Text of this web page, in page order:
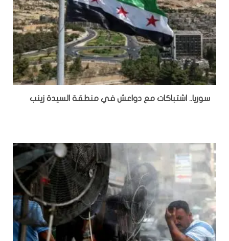
سوريا.. اشتباكات مع دواعش في منطقة السيدة زينب